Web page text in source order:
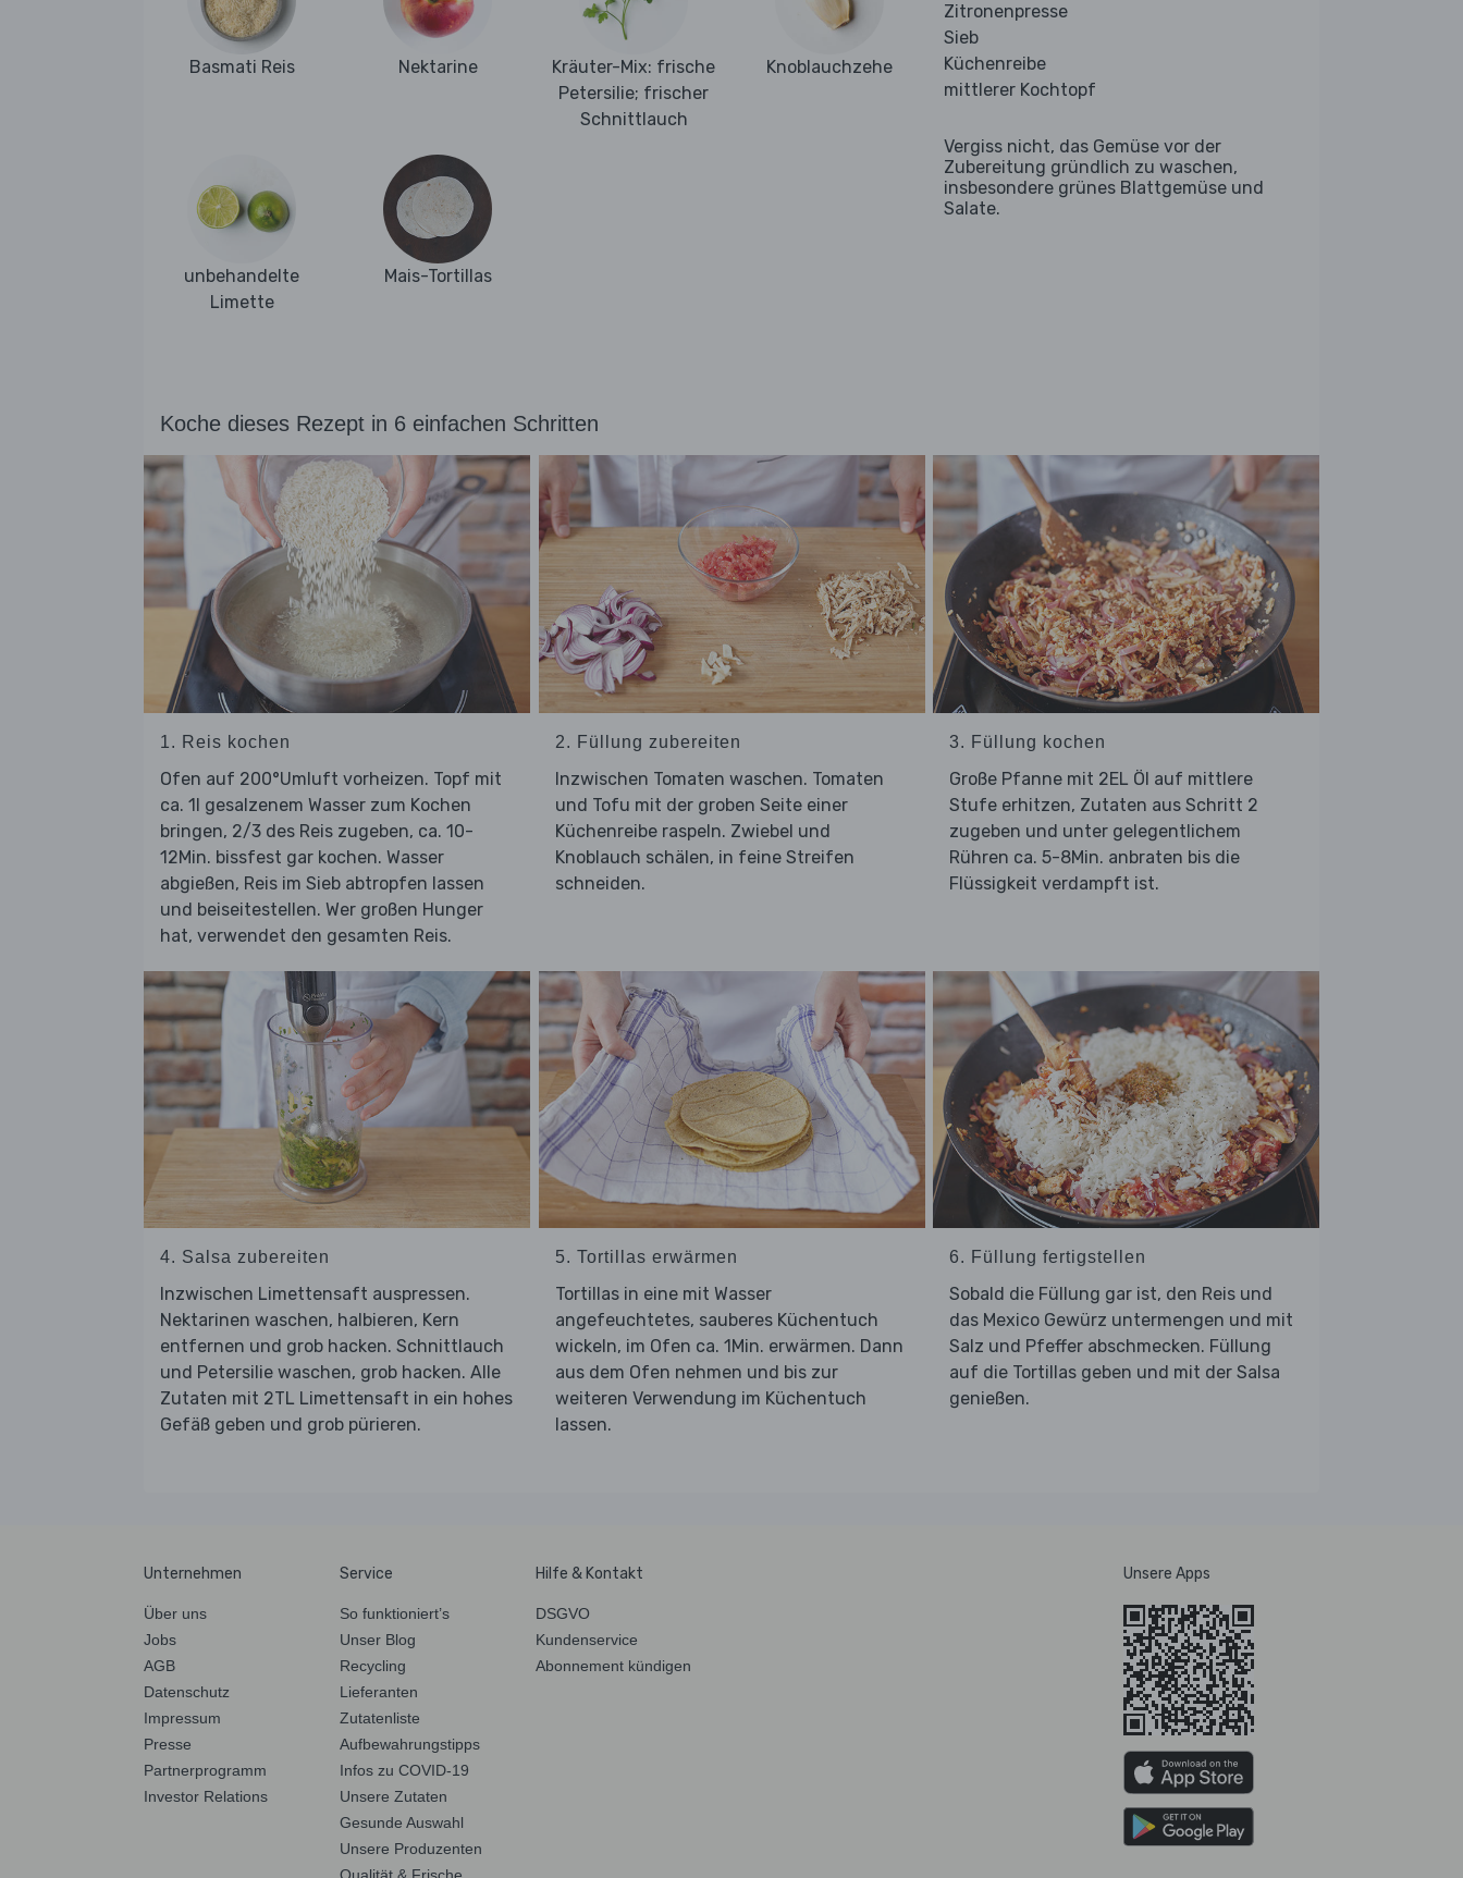
Basmati Reis Nektarine
Kräuter-Mix: frische
Petersilie; frischer
Schnittlauch
Knoblauchzehe
unbehandelte
Limette
Mais-Tortillas
Zitronenpresse
Sieb
Küchenreibe
mittlerer Kochtopf
Vergiss nicht, das Gemüse vor der
Zubereitung gründlich zu waschen,
insbesondere grünes Blattgemüse und
Salate.
Koche dieses Rezept in 6 einfachen Schritten
1. Reis kochen
Ofen auf 200°Umluft vorheizen. Topf mit
ca. 1l gesalzenem Wasser zum Kochen
bringen, 2/3 des Reis zugeben, ca. 10-
12Min. bissfest gar kochen. Wasser
abgießen, Reis im Sieb abtropfen lassen
und beiseitestellen. Wer großen Hunger
hat, verwendet den gesamten Reis.
2. Füllung zubereiten
Inzwischen Tomaten waschen. Tomaten
und Tofu mit der groben Seite einer
Küchenreibe raspeln. Zwiebel und
Knoblauch schälen, in feine Streifen
schneiden.
3. Füllung kochen
Große Pfanne mit 2EL Öl auf mittlere
Stufe erhitzen, Zutaten aus Schritt 2
zugeben und unter gelegentlichem
Rühren ca. 5-8Min. anbraten bis die
Flüssigkeit verdampft ist.
4. Salsa zubereiten
Inzwischen Limettensaft auspressen.
Nektarinen waschen, halbieren, Kern
entfernen und grob hacken. Schnittlauch
und Petersilie waschen, grob hacken. Alle
Zutaten mit 2TL Limettensaft in ein hohes
Gefäß geben und grob pürieren.
5. Tortillas erwärmen
Tortillas in eine mit Wasser
angefeuchtetes, sauberes Küchentuch
wickeln, im Ofen ca. 1Min. erwärmen. Dann
aus dem Ofen nehmen und bis zur
weiteren Verwendung im Küchentuch
lassen.
6. Füllung fertigstellen
Sobald die Füllung gar ist, den Reis und
das Mexico Gewürz untermengen und mit
Salz und Pfeffer abschmecken. Füllung
auf die Tortillas geben und mit der Salsa
genießen.
Unternehmen
Über uns
Jobs
AGB
Datenschutz
Impressum
Presse
Partnerprogramm
Investor Relations
Service
So funktioniert’s
Unser Blog
Recycling
Lieferanten
Zutatenliste
Aufbewahrungstipps
Infos zu COVID-19
Unsere Zutaten
Gesunde Auswahl
Unsere Produzenten
Hilfe & Kontakt
DSGVO
Kundenservice
Abonnement kündigen
Unsere Apps